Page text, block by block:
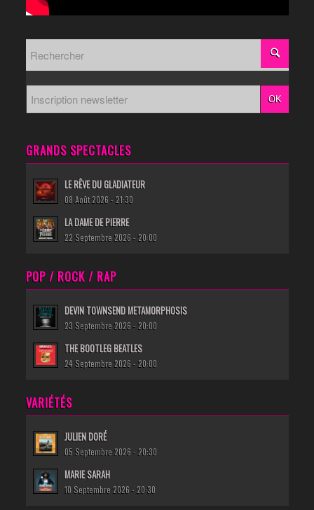
GRANDS SPECTACLES
LE RÊVE DU GLADIATEUR
08 Août 2026 - 21:30
LA DAME DE PIERRE
22 Septembre 2026 - 20:00
POP / ROCK / RAP
DEVIN TOWNSEND METAMORPHOSIS
23 Septembre 2026 - 20:00
THE BOOTLEG BEATLES
24 Septembre 2026 - 20:00
VARIÉTÉS
JULIEN DORÉ
05 Septembre 2026 - 20:30
MARIE SARAH
10 Septembre 2026 - 20:30